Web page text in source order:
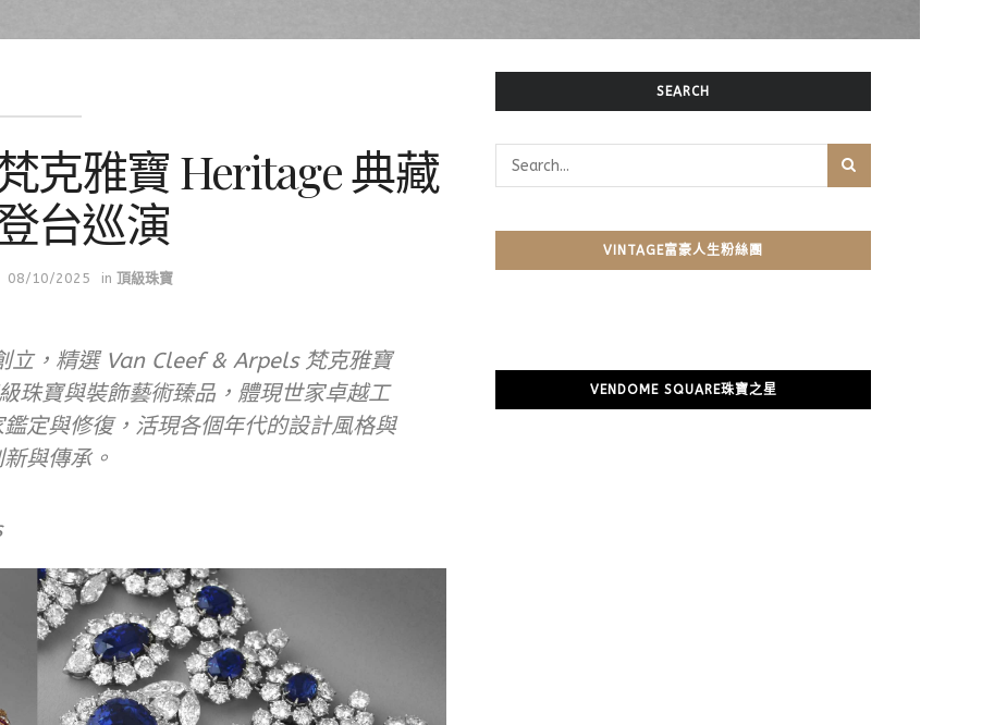
克雅寶 Heritage 典藏
台巡演
08/10/2025 in 頂級珠寶
，精選 Van Cleef & Arpels 梵克雅寶
珠寶與裝飾藝術臻品，體現世家卓越工
定與修復，活現各個年代的設計風格與
與傳承。
SEARCH
VINTAGE富豪人生粉絲團
VENDOME SQUARE珠寶之星